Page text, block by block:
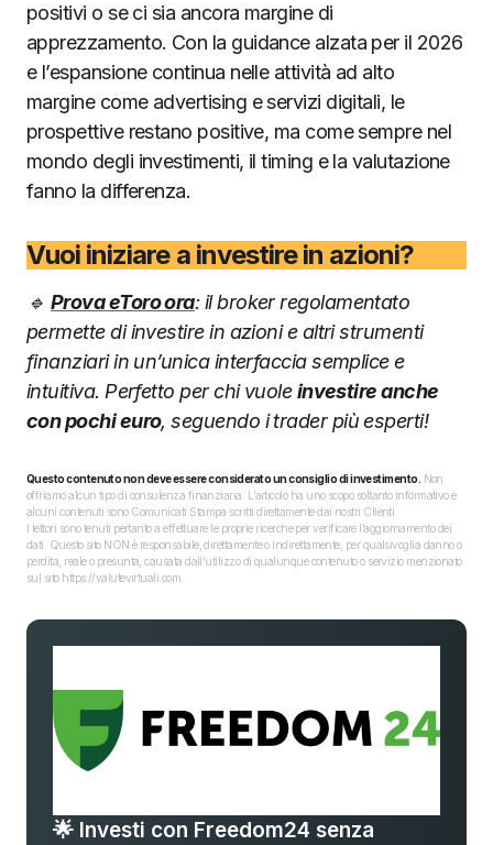
positivi o se ci sia ancora margine di
apprezzamento. Con la guidance alzata per il 2026
e l’espansione continua nelle attività ad alto
margine come advertising e servizi digitali, le
prospettive restano positive, ma come sempre nel
mondo degli investimenti, il timing e la valutazione
fanno la differenza.
Vuoi iniziare a investire in azioni?
🔹 Prova eToro ora: il broker regolamentato
permette di investire in azioni e altri strumenti
finanziari in un’unica interfaccia semplice e
intuitiva. Perfetto per chi vuoleinvestire anche
con pochi euro, seguendo i trader più esperti!
Questo contenuto non deve essere considerato un consiglio di investimento. Non
offriamo alcun tipo di consulenza finanziaria. L’articolo ha uno scopo soltanto informativo e
alcuni contenuti sono Comunicati Stampa scritti direttamente dai nostri Clienti.
I lettori sono tenuti pertanto a effettuare le proprie ricerche per verificare l’aggiornamento dei
dati. Questo sito NON è responsabile, direttamente o indirettamente, per qualsivoglia danno o
perdita, reale o presunta, causata dall'utilizzo di qualunque contenuto o servizio menzionato
sul sito https://valutevirtuali.com.
🌟 Investi con Freedom24 senza